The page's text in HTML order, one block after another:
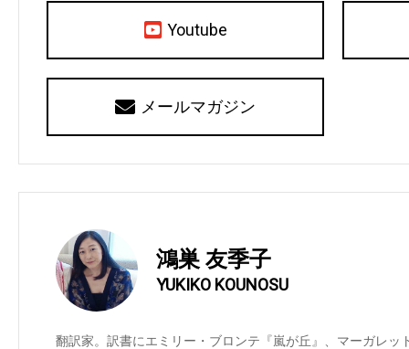
Youtube
メールマガジン
鴻巣 友季子
YUKIKO KOUNOSU
翻訳家。訳書にエミリー・ブロンテ『嵐が丘』、マーガレッ